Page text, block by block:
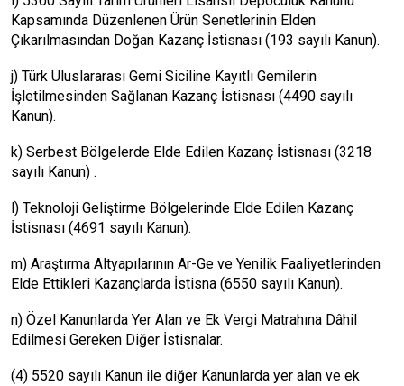
Kapsamında Düzenlenen Ürün Senetlerinin Elden
Çıkarılmasından Doğan Kazanç İstisnası (193 sayılı Kanun).
j) Türk Uluslararası Gemi Siciline Kayıtlı Gemilerin
İşletilmesinden Sağlanan Kazanç İstisnası (4490 sayılı
Kanun).
k) Serbest Bölgelerde Elde Edilen Kazanç İstisnası (3218
sayılı Kanun) .
l) Teknoloji Geliştirme Bölgelerinde Elde Edilen Kazanç
İstisnası (4691 sayılı Kanun).
m) Araştırma Altyapılarının Ar-Ge ve Yenilik Faaliyetlerinden
Elde Ettikleri Kazançlarda İstisna (6550 sayılı Kanun).
n) Özel Kanunlarda Yer Alan ve Ek Vergi Matrahına Dâhil
Edilmesi Gereken Diğer İstisnalar.
(4) 5520 sayılı Kanun ile diğer Kanunlarda yer alan ve ek